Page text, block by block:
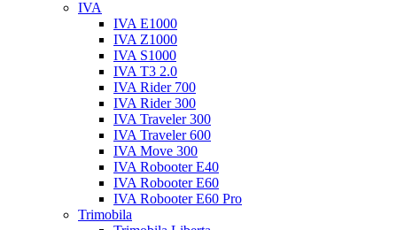
IVA
IVA E1000
IVA Z1000
IVA S1000
IVA T3 2.0
IVA Rider 700
IVA Rider 300
IVA Traveler 300
IVA Traveler 600
IVA Move 300
IVA Robooter E40
IVA Robooter E60
IVA Robooter E60 Pro
Trimobila